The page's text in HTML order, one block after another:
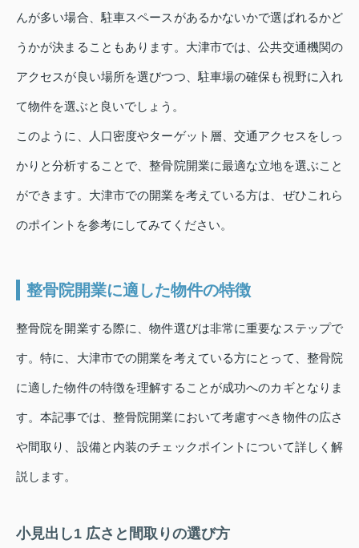
んが多い場合、駐車スペースがあるかないかで選ばれるかど
うかが決まることもあります。大津市では、公共交通機関の
アクセスが良い場所を選びつつ、駐車場の確保も視野に入れ
て物件を選ぶと良いでしょう。
このように、人口密度やターゲット層、交通アクセスをしっ
かりと分析することで、整骨院開業に最適な立地を選ぶこと
ができます。大津市での開業を考えている方は、ぜひこれら
のポイントを参考にしてみてください。
整骨院開業に適した物件の特徴
整骨院を開業する際に、物件選びは非常に重要なステップで
す。特に、大津市での開業を考えている方にとって、整骨院
に適した物件の特徴を理解することが成功へのカギとなりま
す。本記事では、整骨院開業において考慮すべき物件の広さ
や間取り、設備と内装のチェックポイントについて詳しく解
説します。
小見出し1 広さと間取りの選び方